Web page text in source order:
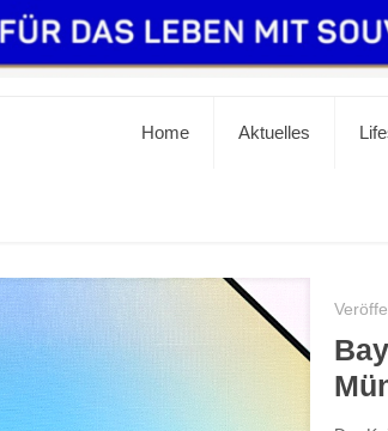
Home Aktuelles